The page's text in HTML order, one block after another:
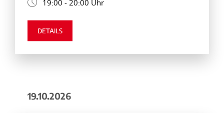
19:00 - 20:00 Uhr
DETAILS
19.10.2026